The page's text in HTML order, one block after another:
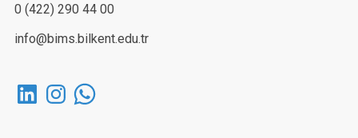
0 (422) 290 44 00
info@bims.bilkent.edu.tr
LinkedInInstagramWhatsApp